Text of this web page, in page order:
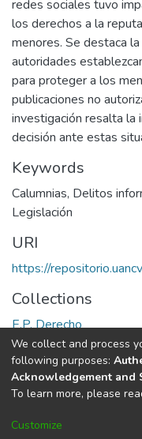
redes sociales tuvo
los derechos a la
menores. Se destaca
autoridades
para proteger a los
publicaciones no
investigación resalta la
decisión ante estas
Keywords
Calumnias, Delitos
Legislación
URI
https://
Collections
E.P. Derecho
Full item page
DSpace software
Cookie
We collect and process
following purposes:
Acknowledgement and
To learn more, please
Customize